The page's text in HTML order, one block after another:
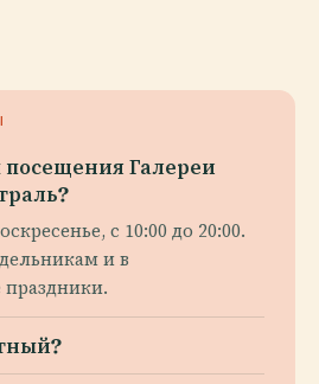
Галереи
с 10:00 до 20:00.
и в
праздники.